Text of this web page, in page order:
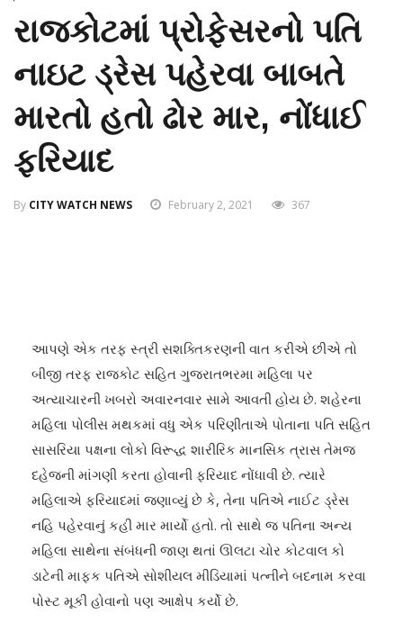
રાજકોટમાં પ્રોફેસરનો પતિ
નાઇટ ડ્રેસ પહેરવા બાબતે
મારતો હતો ઢોર માર, નોંધાઈ
ફરિયાદ
By CITY WATCH NEWS February 2, 2021 367
આપણે એક તરફ સ્ત્રી સશક્તિકરણની વાત કરીએ છીએ તો
બીજી તરફ રાજકોટ સહિત ગુજરાતભરમા મહિલા પર
અત્યાચારની ખબરો અવારનવાર સામે આવતી હોય છે. શહેરના
મહિલા પોલીસ મથકમાં વધુ એક પરિણીતાએ પોતાના પતિ સહિત
સાસરિયા પક્ષના લોકો વિરૂદ્ધ શારીરિક માનસિક ત્રાસ તેમજ
દહેજની માંગણી કરતા હોવાની ફરિયાદ નોંધાવી છે. ત્યારે
મહિલાએ ફરિયાદમાં જણાવ્યું છે કે, તેના પતિએ નાઈટ ડ્રેસ
નહિ પહેરવાનું કહી માર માર્યો હતો. તો સાથે જ પતિના અન્ય
મહિલા સાથેના સંબંધની જાણ થતાં ઊલટા ચોર કોટવાલ કો
ડાટેની માફક પતિએ સોશીયલ મીડિયામાં પત્નીને બદનામ કરવા
પોસ્ટ મૂકી હોવાનો પણ આક્ષેપ કર્યો છે.